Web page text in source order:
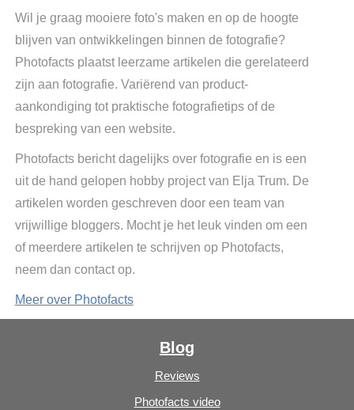
Wil je graag mooiere foto's maken en op de hoogte
blijven van ontwikkelingen binnen de fotografie?
Photofacts plaatst leerzame artikelen die gerelateerd
zijn aan fotografie. Variërend van product-
aankondiging tot praktische fotografietips of de
bespreking van een website.
Photofacts bericht dagelijks over fotografie en is een
uit de hand gelopen hobby project van Elja Trum. De
artikelen worden geschreven door een team van
vrijwillige bloggers. Mocht je het leuk vinden om een
of meerdere artikelen te schrijven op Photofacts,
neem dan contact op.
Meer over Photofacts
Blog
Reviews
Photofacts video